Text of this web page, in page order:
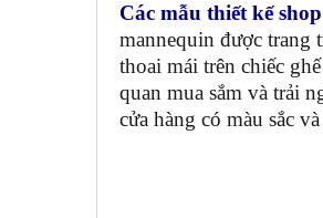
Các mẫu thiết kế
mannequin được trang
thoai mái trên chiếc
quan mua sắm và trải
cửa hàng có màu sắc